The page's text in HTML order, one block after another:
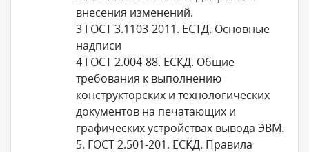
внесения изменений.
3 ГОСТ 3.1103-2011. ЕСТД. Основные
надписи
4 ГОСТ 2.004-88. ЕСКД. Общие
требования к выполнению
конструкторских и технологических
документов на печатающих и
графических устройствах вывода ЭВМ.
5. ГОСТ 2.501-201. ЕСКД. Правила